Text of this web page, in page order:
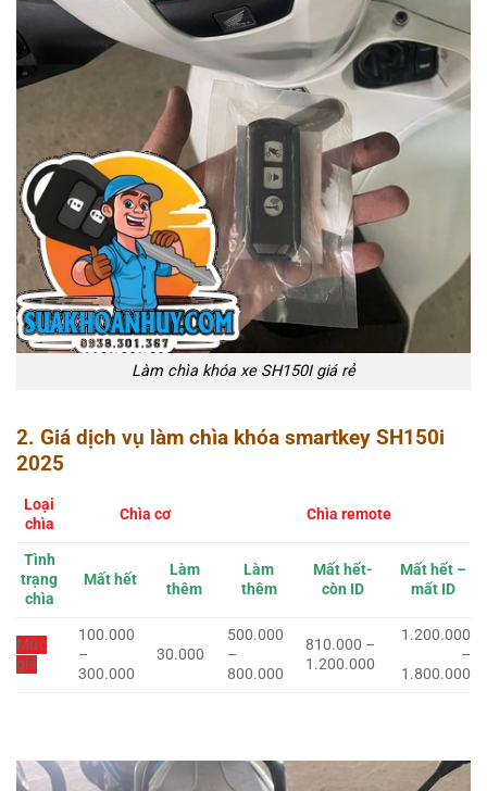
Làm chìa khóa xe SH150I giá rẻ
2. Giá dịch vụ làm chìa khóa smartkey SH150i
2025
Loại
chìa
Chìa cơ Chìa remote
Tình
trạng
chìa
Mất hết
Làm
thêm
Làm
thêm
Mất hết-
còn ID
Mất hết –
mất ID
Mức
giá
100.000
–
300.000
30.000
500.000
–
800.000
810.000 –
1.200.000
1.200.000
–
1.800.000